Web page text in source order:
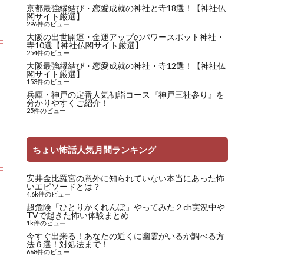
京都最強縁結び・恋愛成就の神社と寺18選！【神社仏
閣サイト厳選】
296件のビュー
大阪の出世開運・金運アップのパワースポット神社・
寺10選【神社仏閣サイト厳選】
254件のビュー
大阪最強縁結び・恋愛成就の神社・寺12選！【神社仏
閣サイト厳選】
153件のビュー
兵庫・神戸の定番人気初詣コース『神戸三社参り』を
分かりやすくご紹介！
25件のビュー
ちょい怖話人気月間ランキング
安井金比羅宮の意外に知られていない本当にあった怖
いエピソードとは？
4.6k件のビュー
超危険「ひとりかくれんぼ」やってみた２ch実況中や
TVで起きた怖い体験まとめ
1k件のビュー
今すぐ出来る！あなたの近くに幽霊がいるか調べる方
法６選！対処法まで！
668件のビュー